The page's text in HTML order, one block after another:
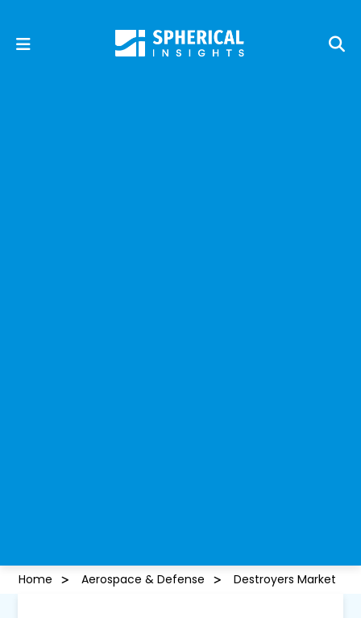
Home Aerospace & Defense Destroyers Market